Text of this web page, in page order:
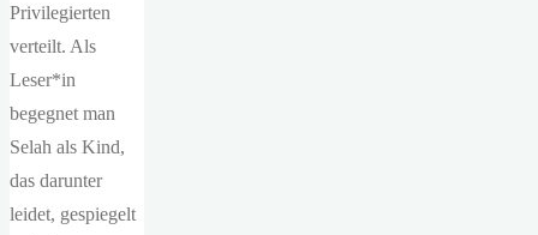
Privilegierten
verteilt. Als
Leser*in
begegnet man
Selah als Kind,
das darunter
leidet, gespiegelt